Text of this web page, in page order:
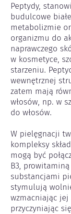
Peptydy,
budulcowe
metabolizmie
organizmu do
naprawczego
w kosmetyce,
starzeniu.
wewnętrznej
zatem mają
włosów, np. w
do włosów.
W pielęgnacji
kompleksy
mogą być
B3,
substancjami
stymulują
wzmacniając
przyczyniając